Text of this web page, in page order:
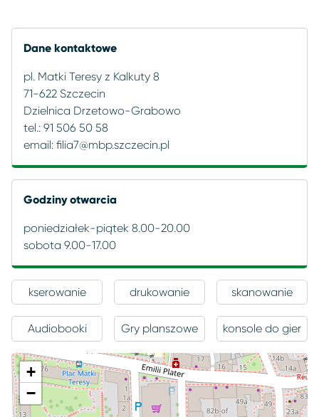
Dane kontaktowe
pl. Matki Teresy z Kalkuty 8
71-622 Szczecin
Dzielnica Drzetowo-Grabowo
tel.: 91 506 50 58
email: filia7@mbp.szczecin.pl
Godziny otwarcia
poniedziałek-piątek 8.00-20.00
sobota 9.00-17.00
kserowanie drukowanie skanowanie
Audiobooki Gry planszowe konsole do gier
+
−